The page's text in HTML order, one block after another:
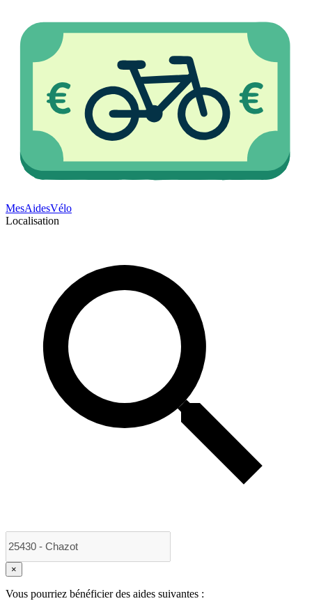
MesAidesVélo
Localisation
×
Vous pourriez bénéficier des aides suivantes :